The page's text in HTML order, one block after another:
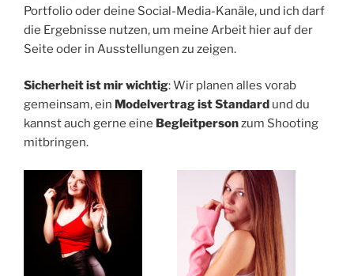
Portfolio oder deine Social-Media-Kanäle, und ich darf
die Ergebnisse nutzen, um meine Arbeit hier auf der
Seite oder in Ausstellungen zu zeigen.
Sicherheit ist mir wichtig: Wir planen alles vorab
gemeinsam, ein Modelvertrag ist Standard und du
kannst auch gerne eine Begleitpersonzum Shooting
mitbringen.